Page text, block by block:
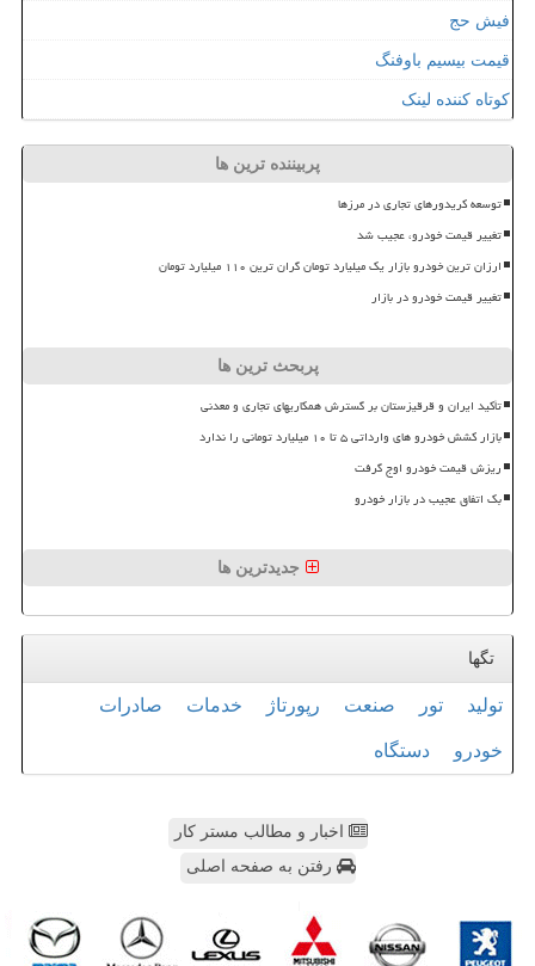
فیش حج
قیمت بیسیم باوفنگ
کوتاه کننده لینک
پربیننده ترین ها
توسعه کریدورهای تجاری در مرزها
تغییر قیمت خودرو، عجیب شد
ارزان ترین خودرو بازار یک میلیارد تومان گران ترین ۱۱۰ میلیارد تومان
تغییر قیمت خودرو در بازار
پربحث ترین ها
تأکید ایران و قرقیزستان بر گسترش همکاریهای تجاری و معدنی
بازار کشش خودرو های وارداتی ۵ تا ۱۰ میلیارد تومانی را ندارد
ریزش قیمت خودرو اوج گرفت
بک اتفاق عجیب در بازار خودرو
جدیدترین ها
تگها
تولید تور صنعت رپورتاژ خدمات صادرات
خودرو دستگاه
اخبار و مطالب مستر کار
رفتن به صفحه اصلی